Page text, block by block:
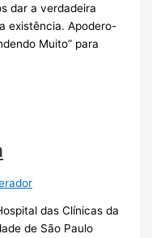
dar a verdadeira
existência. Apodero-
Muito” para
das Clínicas da
de São Paulo